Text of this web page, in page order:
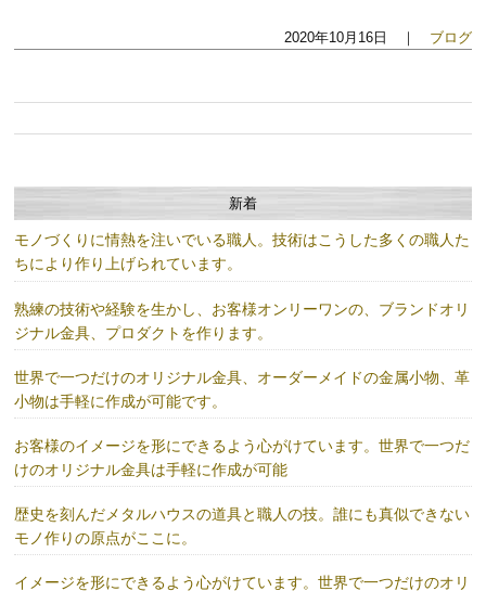
2020年10月16日 ｜ ブログ
新着
モノづくりに情熱を注いでいる職人。技術はこうした多くの職人た
ちにより作り上げられています。
熟練の技術や経験を生かし、お客様オンリーワンの、ブランドオリ
ジナル金具、プロダクトを作ります。
世界で一つだけのオリジナル金具、オーダーメイドの金属小物、革
小物は手軽に作成が可能です。
お客様のイメージを形にできるよう心がけています。世界で一つだ
けのオリジナル金具は手軽に作成が可能
歴史を刻んだメタルハウスの道具と職人の技。誰にも真似できない
モノ作りの原点がここに。
イメージを形にできるよう心がけています。世界で一つだけのオリ